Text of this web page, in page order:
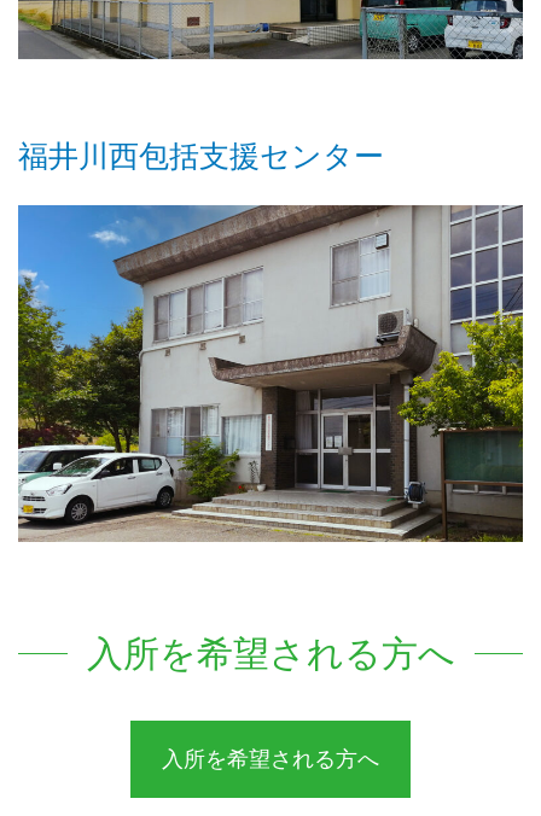
福井川西包括支援センター
入所を希望される方へ
入所を希望される方へ